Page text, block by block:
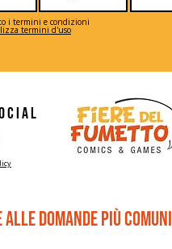
i termini e condizioni
termini d'uso
alle domande più comuni